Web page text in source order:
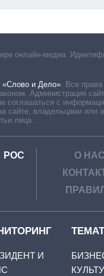
онлайн-медиа.
«Слово и Дело» Все
Администрация
соглашаться с
сайте, владельцами или
лица.
РОС
О НАС
И